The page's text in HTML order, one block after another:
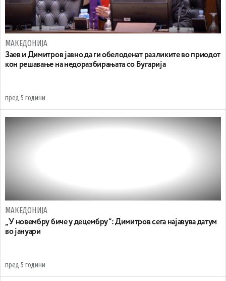
МАКЕДОНИЈА
Заев и Димитров јавно да ги обелоденат разликите во приодот
кон решавање на недоразбирањата со Бугарија
пред 5 години
МАКЕДОНИЈА
„ У новембру биче у децембру“: Димитров сега најавува датум
во јануари
пред 5 години